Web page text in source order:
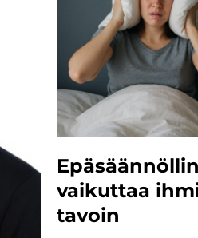
vaikuttaa
tavoin